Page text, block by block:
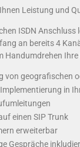
Leistung und
ISDN
an bereits 4
Handumdrehen
von geografischen
in
einen SIP Trunk
erweiterbar
Gespräche